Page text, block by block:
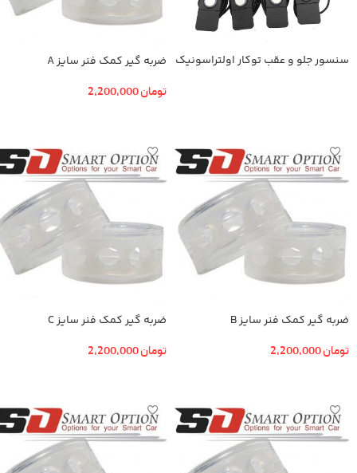
سنسور جلو و عقب توکار اولتراسونیک ضربه گیر کمک فنر سایز A
تومان
ضربه گیر کمک فنر سایز B
تومان
ضربه گیر کمک فنر سایز C
تومان